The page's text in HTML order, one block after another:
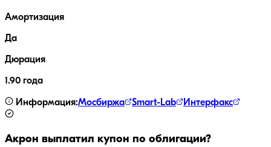
Амортизация
Да
Дюрация
1.90 года
Информация:Мосбиржа Smart-Lab Интерфакс
Акрон выплатил купон по облигации?